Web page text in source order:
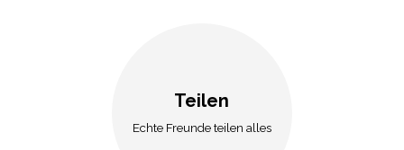
Teilen
Echte Freunde teilen alles